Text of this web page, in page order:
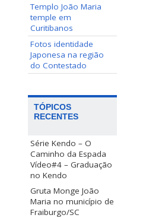
Templo João Maria
temple em
Curitibanos
Fotos identidade
Japonesa na região
do Contestado
TÓPICOS
RECENTES
Série Kendo – O
Caminho da Espada
Vídeo#4 – Graduação
no Kendo
Gruta Monge João
Maria no município de
Fraiburgo/SC